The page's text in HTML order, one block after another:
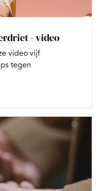
- video
video vijf
tegen